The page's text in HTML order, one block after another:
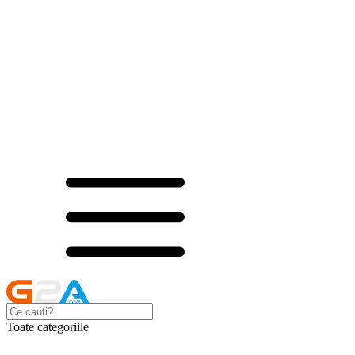
Toate categoriile